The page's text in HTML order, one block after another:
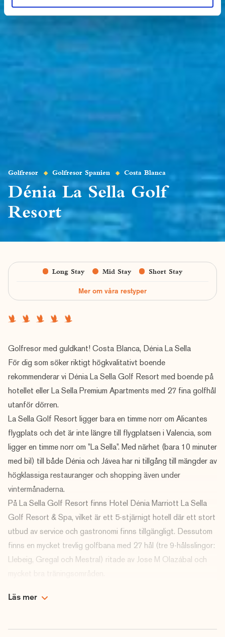
Golfresor Golfresor Spanien Costa Blanca
Dénia La Sella Golf
Resort
Long Stay Mid Stay Short Stay
Mer om våra restyper
Golfresor med guldkant! Costa Blanca, Dénia La Sella
För dig som söker riktigt högkvalitativt boende
rekommenderar vi Dénia La Sella Golf Resort med boende på
hotellet eller La Sella Premium Apartments med 27 fina golfhål
utanför dörren.
La Sella Golf Resort ligger bara en timme norr om Alicantes
flygplats och det är inte längre till flygplatsen i Valencia, som
ligger en timme norr om ”La Sella”. Med närhet (bara 10 minuter
med bil) till både Dénia och Jávea har ni tillgång till mängder av
högklassiga restauranger och shopping även under
vintermånaderna.
På La Sella Golf Resort finns Hotel Dénia Marriott La Sella
Golf Resort & Spa, vilket är ett 5-stjärnigt hotell där ett stort
utbud av service och gastronomi finns tillgängligt. Dessutom
finns en mycket trevlig golfbana med 27 hål (tre 9-hålsslingor:
Llebeig, Gregal och Mestral) ritade av Jose M Olazábal och
hotellet och klubbhuset. Det finns lägenheter med 1 eller 2
Läs mer